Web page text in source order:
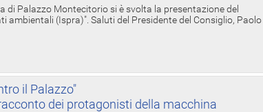
di Palazzo Montecitorio si è svolta la presentazione del
ambientali (Ispra)". Saluti del Presidente del Consiglio, Paolo
il Palazzo"
dei protagonisti della macchina